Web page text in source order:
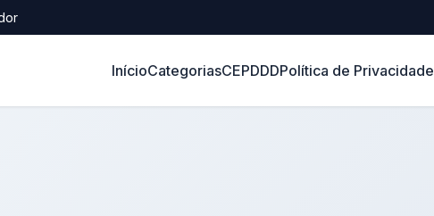
InícioCategoriasCEPDDDPolítica de Privacidade